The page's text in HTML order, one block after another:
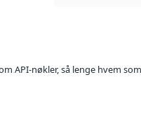
API-nøkler, så lenge hvem